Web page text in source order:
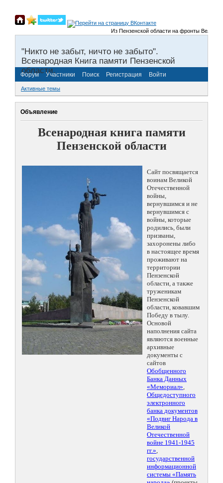
Из Пензенской области на фронты
"Никто не забыт, ничто не забыто".
Всенародная Книга памяти Пензенской
области.
Форум Участники Поиск Регистрация Войти
Активные темы
Объявление
Всенародная книга памяти
Пензенской области
Сайт посвящается
воинам Великой
Отечественной
войны,
вернувшимся и не
вернувшимся с
войны, которые
родились, были
призваны,
захоронены либо
в настоящее время
проживают на
территории
Пензенской
области, а также
труженикам
Пензенской
области, ковавшим
Победу в тылу.
Основой
наполнения сайта
являются военные
архивные
документы с
сайтов
Обобщенного
Банка Данных
«Мемориал»,
Общедоступного
электронного
банка документов
«Подвиг Народа в
Великой
Отечественной
войне 1941-1945
гг.»,
государственной
информационной
системы «Память